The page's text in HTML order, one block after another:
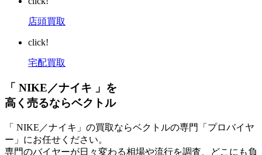
店頭買取
click!
宅配買取
「 NIKE／ナイキ 」を
高く売るならベクトル
「 NIKE／ナイキ」の買取ならベクトルの専門「プロバイヤ
ー」にお任せください。
専門のバイヤーが日々変わる相場や流行を調査、どこにも負